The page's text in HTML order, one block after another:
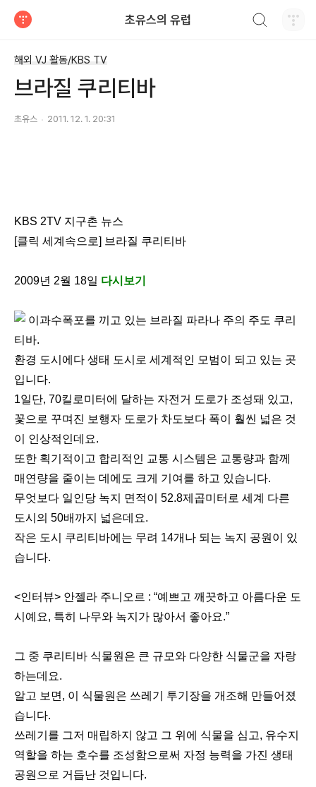
초유스의 유럽
해외 VJ 활동/KBS TV
브라질 쿠리티바
초유스 2011. 12. 1. 20:31
KBS 2TV 지구촌 뉴스
[클릭 세계속으로] 브라질 쿠리티바
2009년 2월 18일 다시보기
이과수폭포를 끼고 있는 브라질 파라나 주의 주도 쿠리
티바.
환경 도시에다 생태 도시로 세계적인 모범이 되고 있는 곳
입니다.
1일단, 70킬로미터에 달하는 자전거 도로가 조성돼 있고,
꽃으로 꾸며진 보행자 도로가 차도보다 폭이 훨씬 넓은 것
이 인상적인데요.
또한 획기적이고 합리적인 교통 시스템은 교통량과 함께
매연량을 줄이는 데에도 크게 기여를 하고 있습니다.
무엇보다 일인당 녹지 면적이 52.8제곱미터로 세계 다른
도시의 50배까지 넓은데요.
작은 도시 쿠리티바에는 무려 14개나 되는 녹지 공원이 있
습니다.
<인터뷰> 안젤라 주니오르 : “예쁘고 깨끗하고 아름다운 도
시예요, 특히 나무와 녹지가 많아서 좋아요.”
그 중 쿠리티바 식물원은 큰 규모와 다양한 식물군을 자랑
하는데요.
알고 보면, 이 식물원은 쓰레기 투기장을 개조해 만들어졌
습니다.
쓰레기를 그저 매립하지 않고 그 위에 식물을 심고, 유수지
역할을 하는 호수를 조성함으로써 자정 능력을 가진 생태
공원으로 거듭난 것입니다.